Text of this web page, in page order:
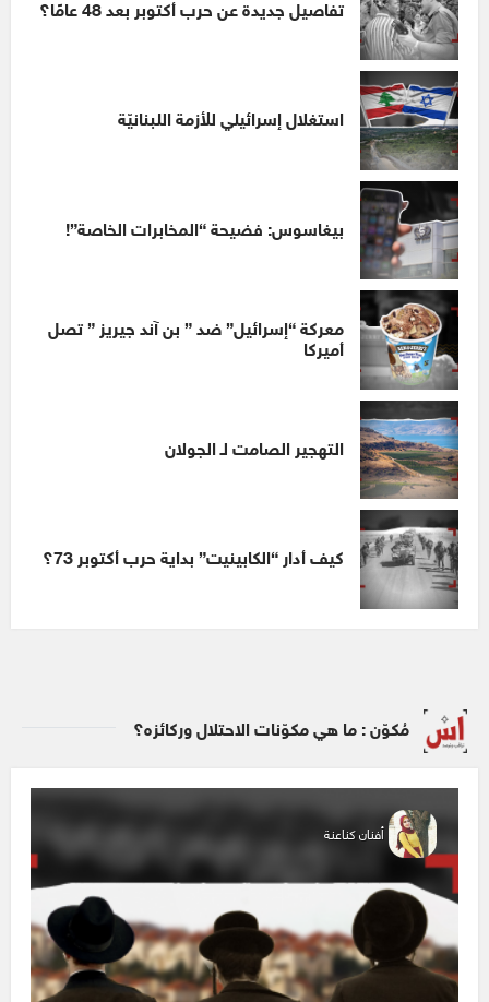
تفاصيل جديدة عن حرب أكتوبر بعد 48 عامًا؟
استغلال إسرائيلي للأزمة اللبنانيّة
بيغاسوس: فضيحة “المخابرات الخاصة”!
معركة “إسرائيل” ضد ” بن آند جيريز ” تصل
أميركا
التهجير الصامت لـ الجولان
كيف أدار “الكابينيت” بداية حرب أكتوبر 73؟
مُكوّن : ما هي مكوّنات الاحتلال وركائزه؟
أفنان كناعنة